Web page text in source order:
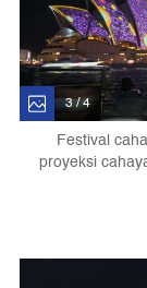
3 / 4
Festival
proyeksi